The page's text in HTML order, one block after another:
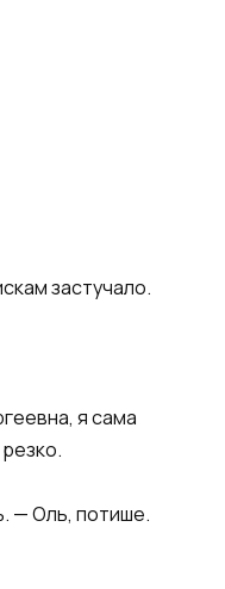
застучало.
я сама
— Оль, потише.